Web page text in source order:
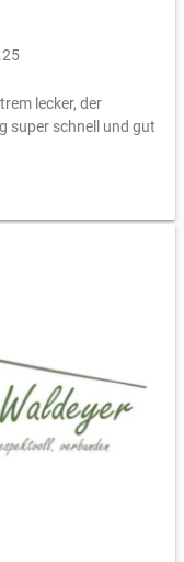
lecker, der
super schnell und gut
uneingeschränkt